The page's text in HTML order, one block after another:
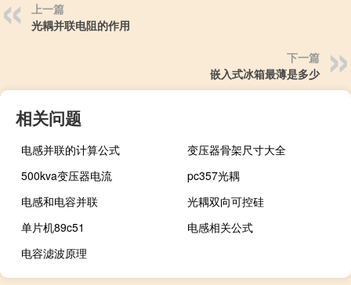
上一篇
光耦并联电阻的作用
下一篇
嵌入式冰箱最薄是多少
相关问题
电感并联的计算公式
变压器骨架尺寸大全
500kva变压器电流
pc357光耦
电感和电容并联
光耦双向可控硅
单片机89c51
电感相关公式
电容滤波原理